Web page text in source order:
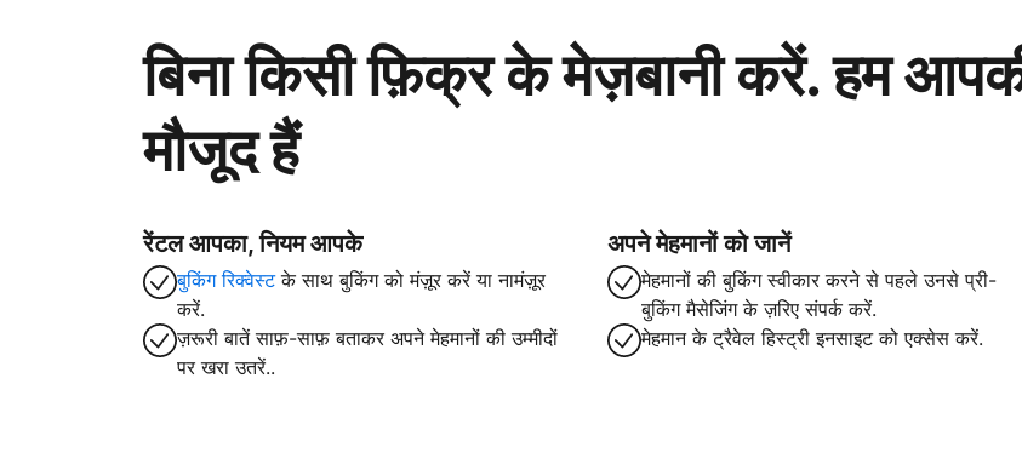
बिना किसी फ़िक्र के मेज़बानी करें. हम
मौजूद हैं
रेंटल आपका, नियम आपके
बुकिंग रिक्वेस्टके साथ बुकिंग को मंज़ूर करें या नामंज़ूर
करें.
ज़रूरी बातें साफ़-साफ़ बताकर अपने मेहमानों की उम्मीदों
पर खरा उतरें..
अपने मेहमानों को जानें
मेहमानों की बुकिंग स्वीकार करने से पहले उनसे प्री-
बुकिंग मैसेजिंग के ज़रिए संपर्क करें.
मेहमान के ट्रैवेल हिस्ट्री इनसाइट को एक्सेस करें.